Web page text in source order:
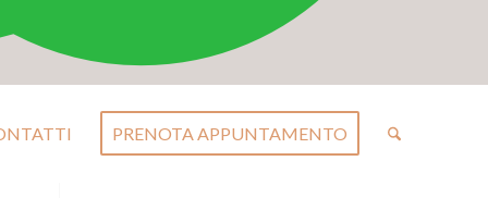
PRENOTA APPUNTAMENTO